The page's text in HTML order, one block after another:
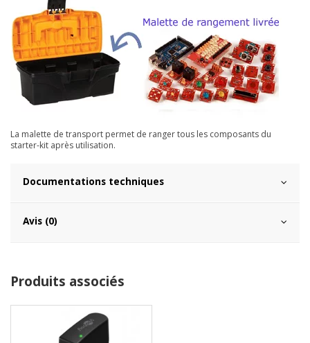
La malette de transport permet de ranger tous les composants du
starter-kit après utilisation.
Documentations techniques
Avis (0)
Produits associés